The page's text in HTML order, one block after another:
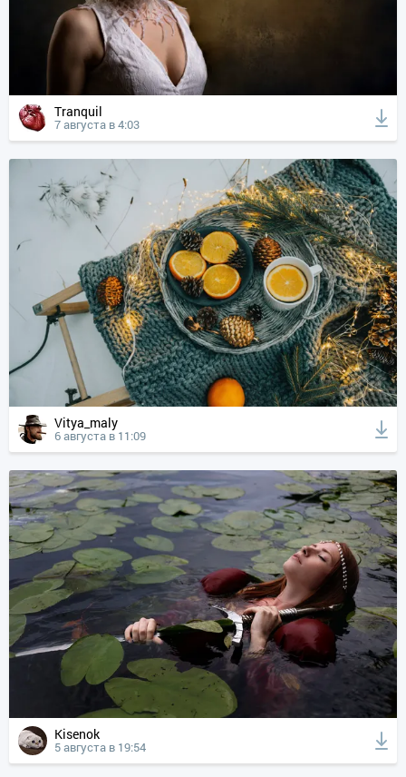
Tranquil
7 августа в 4:03
Vitya_maly
6 августа в 11:09
Kisenok
5 августа в 19:54